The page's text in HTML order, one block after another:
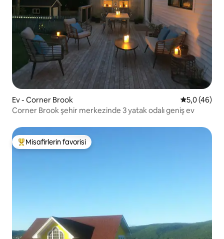
Ev - Corner Brook 5 üzerinden
5,0 (46)
Corner Brook şehir merkezinde 3 yatak odalı geniş ev
Misafirlerin favorilerinden en beğenilenler arasında
Misafirlerin favorisi